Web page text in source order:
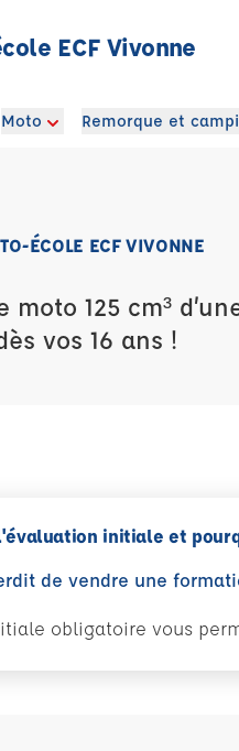
ECF Vivonne
Moto Remorque et
ÉCOLE ECF VIVONNE
moto 125 cm³
vos 16 ans !
initiale et
de vendre une
obligatoire vous